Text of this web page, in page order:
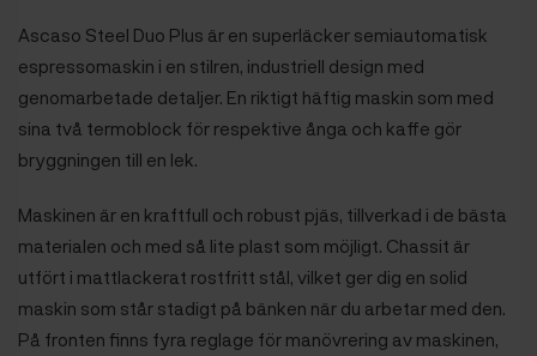
Ascaso Steel Duo Plus är en superläcker semiautomatisk
espressomaskin i en stilren, industriell design med
genomarbetade detaljer. En riktigt häftig maskin som med
sina två termoblock för respektive ånga och kaffe gör
bryggningen till en lek.
Maskinen är en kraftfull och robust pjäs, tillverkad i de bästa
materialen och med så lite plast som möjligt. Chassit är
utfört i mattlackerat rostfritt stål, vilket ger dig en solid
maskin som står stadigt på bänken när du arbetar med den.
På fronten finns fyra reglage för manövrering av maskinen,